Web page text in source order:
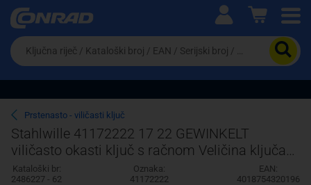
Ova postavka prilagođava asortiman proizvoda i
cijene vašim potrebama.
Pravno lice
Da
biste
potražili
proizvod,
unesite
ključnu
riječ,
kataloški
broj,
EAN
ili
Prstenasto - viličasti ključ
Stahlwille 41172222 17 22 GEWINKELT
viličasto okasti ključ s račnom Veličina ključa
(metrička) (naslov) 22 mm
Kataloški br:
2486227 - 62
Oznaka:
41172222
EAN:
4018754320196